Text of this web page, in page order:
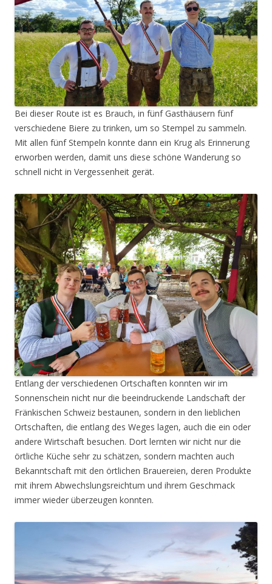
Bei dieser Route ist es Brauch, in fünf Gasthäusern fünf
verschiedene Biere zu trinken, um so Stempel zu sammeln.
Mit allen fünf Stempeln konnte dann ein Krug als Erinnerung
erworben werden, damit uns diese schöne Wanderung so
schnell nicht in Vergessenheit gerät.
Entlang der verschiedenen Ortschaften konnten wir im
Sonnenschein nicht nur die beeindruckende Landschaft der
Fränkischen Schweiz bestaunen, sondern in den lieblichen
Ortschaften, die entlang des Weges lagen, auch die ein oder
andere Wirtschaft besuchen. Dort lernten wir nicht nur die
örtliche Küche sehr zu schätzen, sondern machten auch
Bekanntschaft mit den örtlichen Brauereien, deren Produkte
mit ihrem Abwechslungsreichtum und ihrem Geschmack
immer wieder überzeugen konnten.